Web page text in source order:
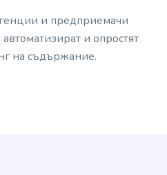
и предприемачи
и опростят
на съдържание.